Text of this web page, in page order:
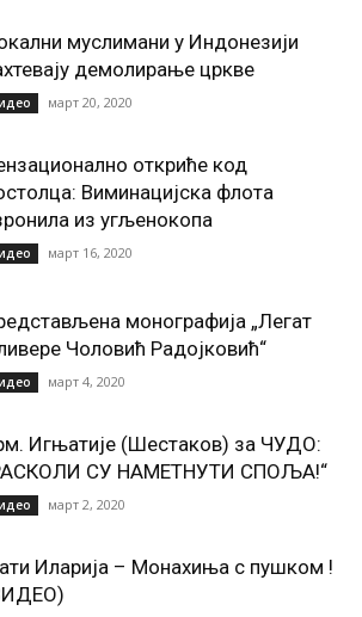
муслимани у Индонезији
демолирање цркве
март 20, 2020
откриће код
Виминацијска флота
из угљенокопа
март 16, 2020
монографија „Легат
Чоловић Радојковић“
март 4, 2020
Игњатије (Шестаков) за ЧУДО:
СУ НАМЕТНУТИ СПОЉА!“
март 2, 2020
Иларија – Монахиња с пушком !